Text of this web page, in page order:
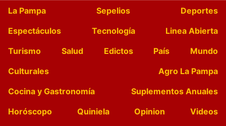
La Pampa Sepelios
Deportes
Espectáculos
Tecnología
Linea Abierta
Turismo
Salud Edictos País
Mundo
Culturales
Agro La Pampa
Cocina y Gastronomía
Suplementos Anuales
Horóscopo
Quiniela Opinion
Videos